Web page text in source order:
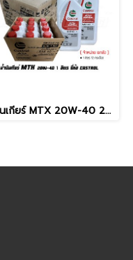
น้ำมันเกียร์ MTX 20W-40 2T 1ลิตร ยี่ห้อ Castrol (จำหน่าย ยกลัง)